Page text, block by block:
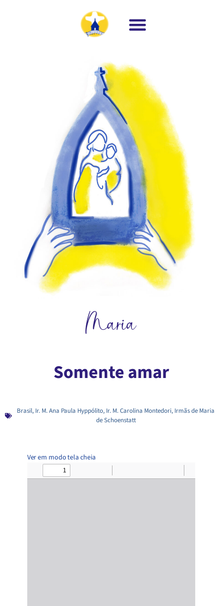
Maria
Somente amar
Brasil, Ir. M. Ana Paula Hyppólito, Ir. M. Carolina Montedori, Irmãs de Maria
de Schoenstatt
Ver em modo tela cheia